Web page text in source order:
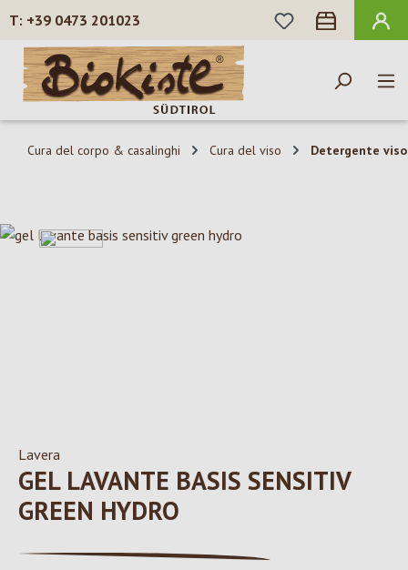
Passa al contenuto principale
+39 0473 201023
HAI 0 ARTICOLI
Cura del corpo & casalinghi Cura del viso Detergente viso
Salta la galleria di immagini
Lavera
GEL LAVANTE BASIS SENSITIV
GREEN HYDRO